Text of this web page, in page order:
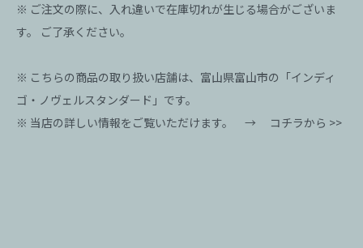
※ ご注文の際に、入れ違いで在庫切れが生じる場合がございま
す。 ご了承ください。
※ こちらの商品の取り扱い店舗は、富山県富山市の「インディ
ゴ・ノヴェルスタンダード」です。
※ 当店の詳しい情報をご覧いただけます。 → コチラから >>